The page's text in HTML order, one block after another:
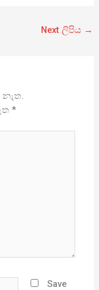
Next ලිපිය →
*
Save